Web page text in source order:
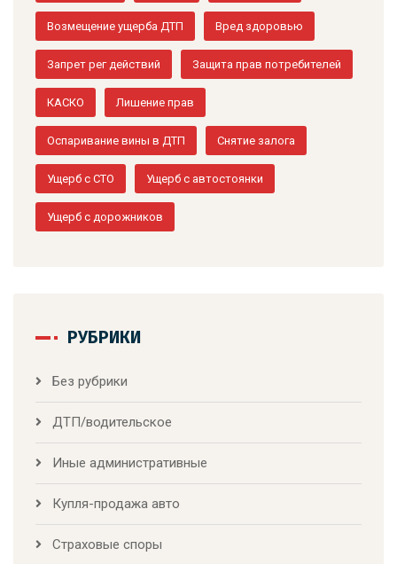
Возмещение ущерба ДТП Вред здоровью
Запрет рег действий Защита прав потребителей
КАСКО Лишение прав
Оспаривание вины в ДТП Снятие залога
Ущерб с СТО Ущерб с автостоянки
Ущерб с дорожников
РУБРИКИ
Без рубрики
ДТП/водительское
Иные административные
Купля-продажа авто
Страховые споры